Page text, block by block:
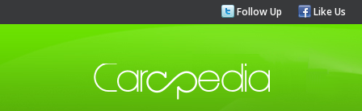
Follow Up Like Us